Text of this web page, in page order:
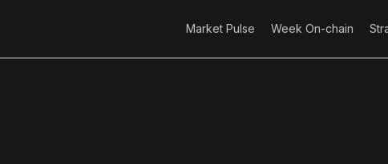
Market Pulse Week On-chain